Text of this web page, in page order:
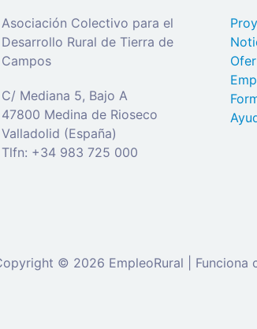
Asociación Colectivo para el
Desarrollo Rural de Tierra de
Campos
C/ Mediana 5, Bajo A
47800 Medina de Rioseco
Valladolid (España)
Tlfn: +34 983 725 000
© 2026 EmpleoRural | Funciona